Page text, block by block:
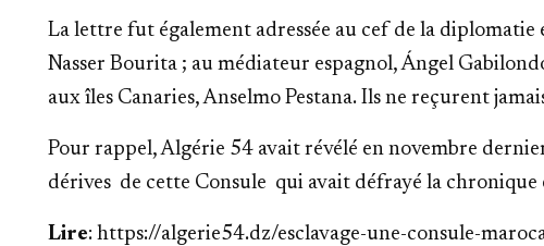
La lettre fut également adressée au cef de la diplomatie
Nasser Bourita ; au médiateur espagnol, Ángel
aux îles Canaries, Anselmo Pestana. Ils ne reçurent
Pour rappel, Algérie 54 avait révélé en novembre
dérives de cette Consule qui avait défrayé la chronique
Lire: https://algerie54.dz/esclavage-une-consule-